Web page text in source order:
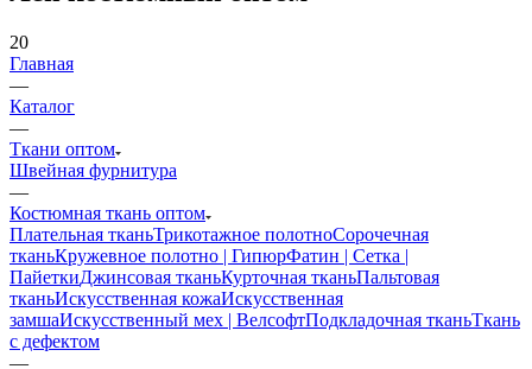
20
Главная
—
Каталог
—
Ткани оптом
Швейная фурнитура
—
Костюмная ткань оптом
Плательная тканьТрикотажное полотноСорочечная
тканьКружевное полотно | ГипюрФатин | Сетка |
ПайеткиДжинсовая тканьКурточная тканьПальтовая
тканьИскусственная кожаИскусственная
замшаИскусственный мех | ВелсофтПодкладочная тканьТкань
с дефектом
—